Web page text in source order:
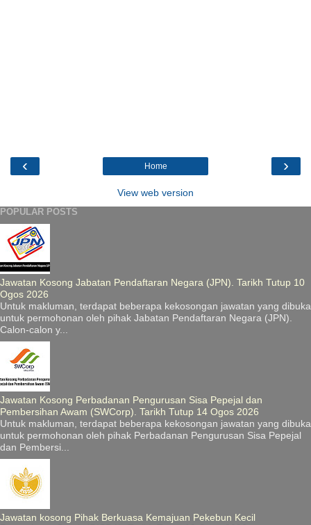
‹ ›
Home
View web version
POPULAR POSTS
Jawatan Kosong Jabatan Pendaftaran Negara (JPN). Tarikh Tutup 10
Ogos 2026
Untuk makluman, terdapat beberapa kekosongan jawatan yang dibuka
untuk permohonan oleh pihak Jabatan Pendaftaran Negara (JPN).
Calon-calon y...
Jawatan Kosong Perbadanan Pengurusan Sisa Pepejal dan
Pembersihan Awam (SWCorp). Tarikh Tutup 14 Ogos 2026
Untuk makluman, terdapat beberapa kekosongan jawatan yang dibuka
untuk permohonan oleh pihak Perbadanan Pengurusan Sisa Pepejal
dan Pembersi...
Jawatan kosong Pihak Berkuasa Kemajuan Pekebun Kecil